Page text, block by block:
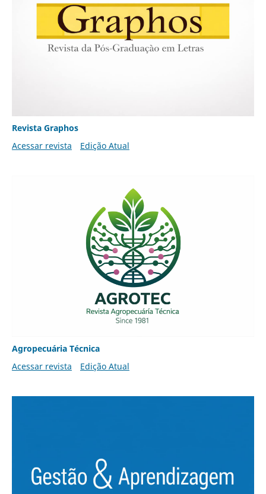
Revista Graphos
Acessar revista
Edição Atual
Agropecuária Técnica
Acessar revista
Edição Atual